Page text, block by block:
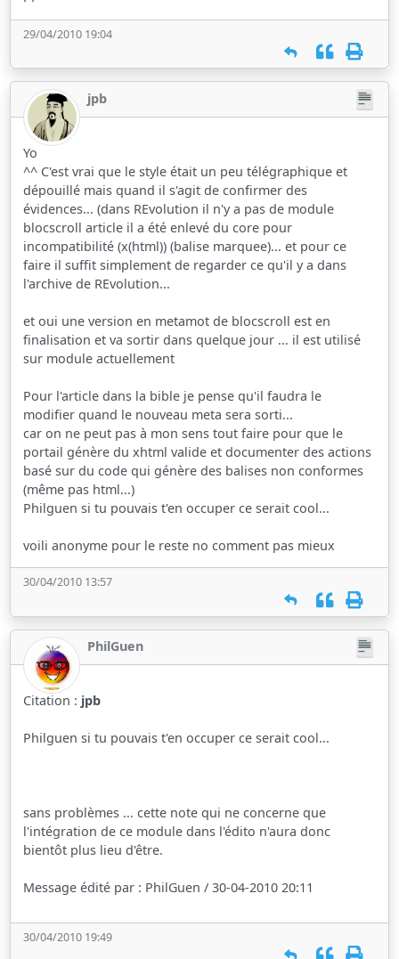
29/04/2010 19:04
jpb
Yo
^^ C'est vrai que le style était un peu télégraphique et
dépouillé mais quand il s'agit de confirmer des
évidences... (dans REvolution il n'y a pas de module
blocscroll article il a été enlevé du core pour
incompatibilité (x(html)) (balise marquee)... et pour ce
faire il suffit simplement de regarder ce qu'il y a dans
l'archive de REvolution...
et oui une version en metamot de blocscroll est en
finalisation et va sortir dans quelque jour ... il est utilisé
sur module actuellement
Pour l'article dans la bible je pense qu'il faudra le
modifier quand le nouveau meta sera sorti...
car on ne peut pas à mon sens tout faire pour que le
portail génère du xhtml valide et documenter des actions
basé sur du code qui génère des balises non conformes
(même pas html...)
Philguen si tu pouvais t'en occuper ce serait cool...
voili anonyme pour le reste no comment pas mieux
30/04/2010 13:57
PhilGuen
Citation : jpb
Philguen si tu pouvais t'en occuper ce serait cool...
sans problèmes ... cette note qui ne concerne que
l'intégration de ce module dans l'édito n'aura donc
bientôt plus lieu d'être.
Message édité par : PhilGuen / 30-04-2010 20:11
30/04/2010 19:49